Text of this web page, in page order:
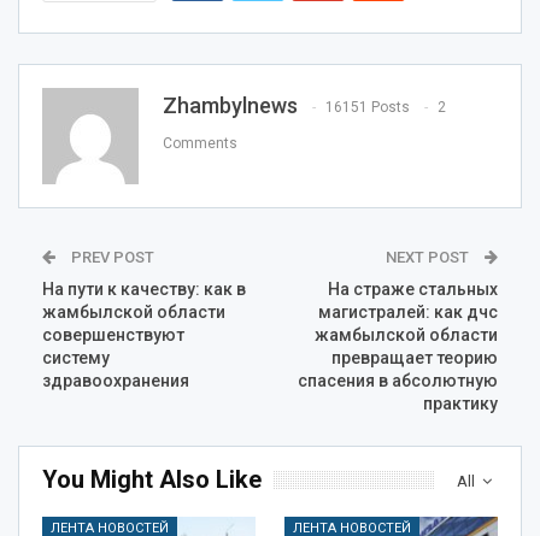
Zhambylnews 16151 Posts 2
Comments
PREV POST
На пути к качеству: как в
жамбылской области
совершенствуют
систему
здравоохранения
NEXT POST
На страже стальных
магистралей: как дчс
жамбылской области
превращает теорию
спасения в абсолютную
практику
All
You Might Also Like
ЛЕНТА НОВОСТЕЙ ЛЕНТА НОВОСТЕЙ